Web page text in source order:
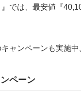
』では、最安値『
ャンペーンも実施中
ペーン